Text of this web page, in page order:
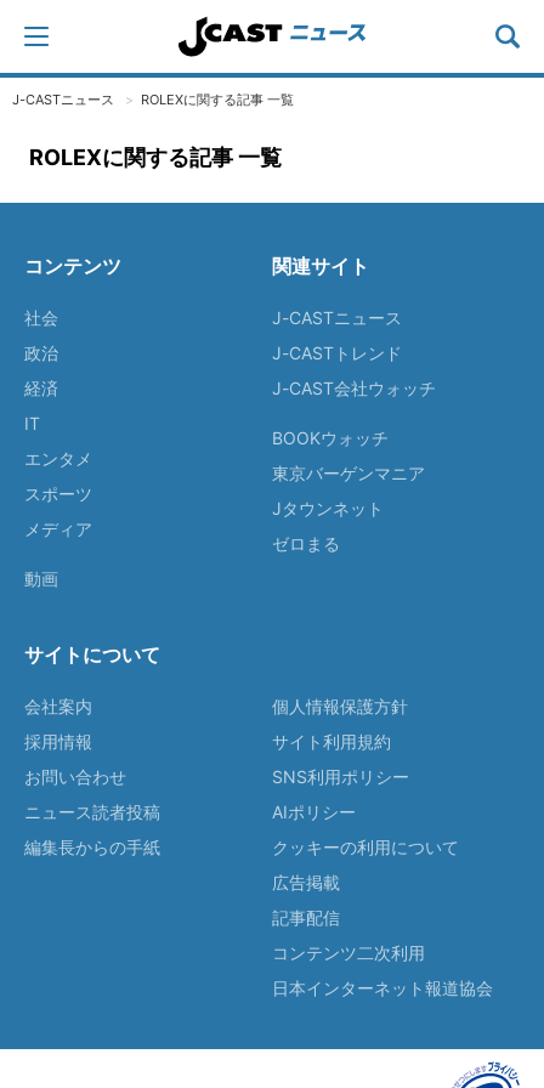
J-CASTニュース ROLEXに関する記事 一覧
ROLEXに関する記事 一覧
コンテンツ
社会
政治
経済
IT
エンタメ
スポーツ
メディア
動画
関連サイト
J-CASTニュース
J-CASTトレンド
J-CAST会社ウォッチ
BOOKウォッチ
東京バーゲンマニア
Jタウンネット
ゼロまる
サイトについて
会社案内
採用情報
お問い合わせ
ニュース読者投稿
編集長からの手紙
個人情報保護方針
サイト利用規約
SNS利用ポリシー
AIポリシー
クッキーの利用について
広告掲載
記事配信
コンテンツ二次利用
日本インターネット報道協会